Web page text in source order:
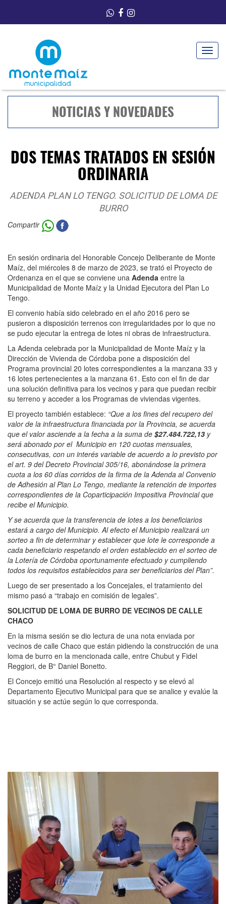
Toggle
NOTICIAS Y NOVEDADES
DOS TEMAS TRATADOS EN SESIÓN
ORDINARIA
ADENDA PLAN LO TENGO. SOLICITUD DE LOMA DE
BURRO
Compartir
En sesión ordinaria del Honorable Concejo Deliberante de Monte
Maíz, del miércoles 8 de marzo de 2023, se trató el Proyecto de
Ordenanza en el que se conviene una Adenda entre la
Municipalidad de Monte Maíz y la Unidad Ejecutora del Plan Lo
Tengo.
El convenio había sido celebrado en el año 2016 pero se
pusieron a disposición terrenos con irregularidades por lo que no
se pudo ejecutar la entrega de lotes ni obras de infraestructura.
La Adenda celebrada por la Municipalidad de Monte Maíz y la
Dirección de Vivienda de Córdoba pone a disposición del
Programa provincial 20 lotes correspondientes a la manzana 33 y
16 lotes pertenecientes a la manzana 61. Esto con el fin de dar
una solución definitiva para los vecinos y para que puedan recibir
su terreno y acceder a los Programas de viviendas vigentes.
El proyecto también establece: “Que a los fines del recupero del
valor de la infraestructura financiada por la Provincia, se acuerda
que el valor asciende a la fecha a la suma de $27.484.722,13 y
será abonado por el Municipio en 120 cuotas mensuales,
consecutivas, con un interés variable de acuerdo a lo previsto por
el art. 9 del Decreto Provincial 305/16, abonándose la primera
cuota a los 60 días corridos de la firma de la Adenda al Convenio
de Adhesión al Plan Lo Tengo, mediante la retención de importes
correspondientes de la Coparticipación Impositiva Provincial que
recibe el Municipio.
Y se acuerda que la transferencia de lotes a los beneficiarios
estará a cargo del Municipio. Al efecto el Municipio realizará un
sorteo a fin de determinar y establecer que lote le corresponde a
cada beneficiario respetando el orden establecido en el sorteo de
la Lotería de Córdoba oportunamente efectuado y cumpliendo
todos los requisitos establecidos para ser beneficiarios del Plan”.
Luego de ser presentado a los Concejales, el tratamiento del
mismo pasó a “trabajo en comisión de legales”.
SOLICITUD DE LOMA DE BURRO DE VECINOS DE CALLE
CHACO
En la misma sesión se dio lectura de una nota enviada por
vecinos de calle Chaco que están pidiendo la construcción de una
loma de burro en la mencionada calle, entre Chubut y Fidel
Reggiori, de B° Daniel Bonetto.
El Concejo emitió una Resolución al respecto y se elevó al
Departamento Ejecutivo Municipal para que se analice y evalúe la
situación y se actúe según lo que corresponda.